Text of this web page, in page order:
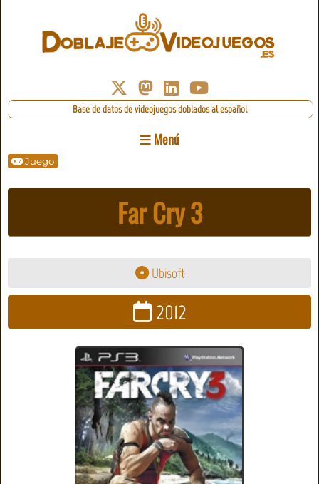
Base de datos de videojuegos doblados al español
Menú
Juego
Far Cry 3
Ubisoft
2012